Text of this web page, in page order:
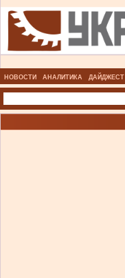
НОВОСТИ АНАЛИТИКА ДАЙДЖЕСТ